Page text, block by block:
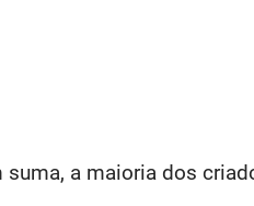
a maioria dos